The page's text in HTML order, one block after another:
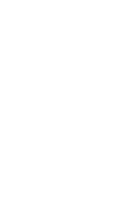
canal de Twitter